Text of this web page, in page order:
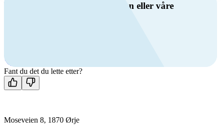
Har du spørsmål om ventilasjon eller våre
Kontakt oss
Fant du det du lette etter?
Moseveien 8, 1870 Ørje